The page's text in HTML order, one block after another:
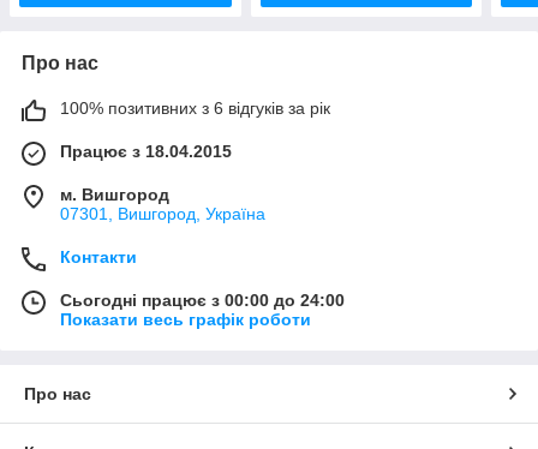
Про нас
100% позитивних з 6 відгуків за рік
Працює з 18.04.2015
м. Вишгород
07301, Вишгород, Україна
Контакти
Сьогодні працює з 00:00 до 24:00
Показати весь графік роботи
Про нас